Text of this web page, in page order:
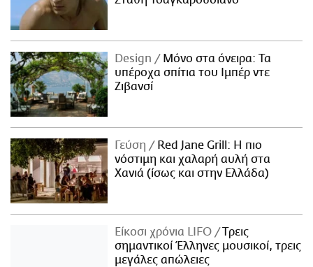
Design
Μόνο στα όνειρα: Τα
υπέροχα σπίτια του Ιμπέρ ντε
Ζιβανσί
Γεύση
Red Jane Grill: Η πιο
νόστιμη και χαλαρή αυλή στα
Χανιά (ίσως και στην Ελλάδα)
Είκοσι χρόνια LIFO
Tρεις
σημαντικοί Έλληνες μουσικοί, τρεις
μεγάλες απώλειες